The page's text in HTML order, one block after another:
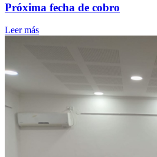
Próxima fecha de cobro
Leer más